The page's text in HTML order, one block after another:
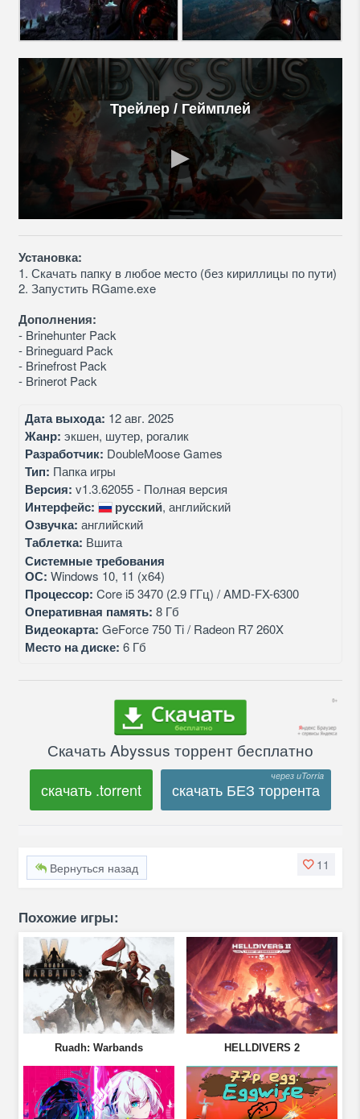
Трейлер / Геймплей
Установка:
1. Скачать папку в любое место (без кириллицы по пути)
2. Запустить RGame.exe
Дополнения:
- Brinehunter Pack
- Brineguard Pack
- Brinefrost Pack
- Brinerot Pack
Дата выхода: 12 авг. 2025
Жанр: экшен, шутер, рогалик
Разработчик: DoubleMoose Games
Тип: Папка игры
Версия: v1.3.62055 - Полная версия
Интерфейс: русский, английский
Озвучка: английский
Таблетка: Вшита
Системные требования
ОС: Windows 10, 11 (x64)
Процессор: Core i5 3470 (2.9 ГГц) / AMD-FX-6300
Оперативная память: 8 Гб
Видеокарта: GeForce 750 Ti / Radeon R7 260X
Место на диске: 6 Гб
Скачать Abyssus торрент бесплатно
скачать .torrent скачать БЕЗ торрента
11
Вернуться назад
Похожие игры:
Ruadh: Warbands HELLDIVERS 2